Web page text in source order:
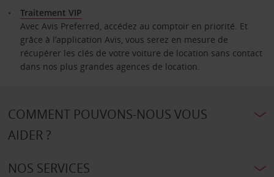
Traitement VIP
Avec Avis Preferred, accédez au comptoir en priorité. Et
grâce à l’application Avis, vous serez en mesure de
récupérer les clés de votre voiture de location sans contact
dans nos plus grandes agences de location.
COMMENT POUVONS-NOUS VOUS
AIDER ?
NOS SERVICES